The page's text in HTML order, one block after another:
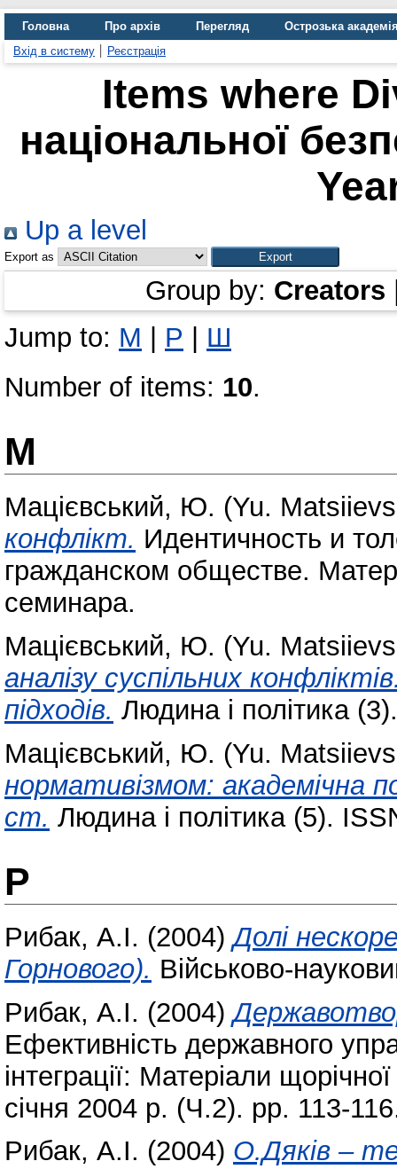
Головна Про архів Перегляд
Острозька
Вхід в систему
Реєстрація
Items where
національної
Up a level
Export as
Group by: Creators
Jump to: М Р
Ш
Number of items: 10.
М
Мацієвський, Ю. (Yu.
конфлікт. Идентичность и
гражданском обществе.
семинара.
Мацієвський, Ю. (Yu.
аналізу суспільних
підходів. Людина і політика
Мацієвський, Ю. (Yu.
нормативізмом: академічна
ст. Людина і політика (5).
Р
Рибак, А.І. (2004)Долі
Горнового). Військово-
Рибак, А.І. (2004)
Ефективність державного
інтеграції: Матеріали
січня 2004 р. (Ч.2). pp. 113-
Рибак, А.І. (2004) О.Дяків –